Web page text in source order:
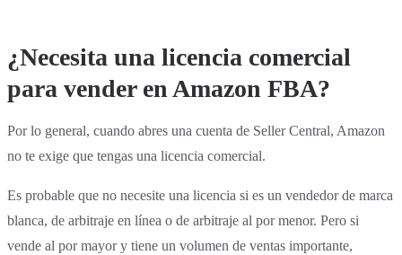
¿Necesita una licencia comercial
para vender en Amazon FBA?
Por lo general, cuando abres una cuenta de Seller Central, Amazon
no te exige que tengas una licencia comercial.
Es probable que no necesite una licencia si es un vendedor de marca
blanca, de arbitraje en línea o de arbitraje al por menor. Pero si
vende al por mayor y tiene un volumen de ventas importante,